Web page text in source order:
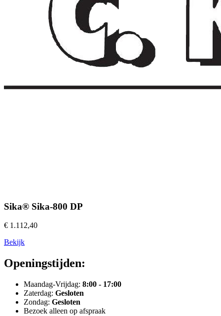
Sika® Sika-800 DP
€ 1.112,40
Bekijk
Openingstijden:
Maandag-Vrijdag: 8:00 - 17:00
Zaterdag: Gesloten
Zondag: Gesloten
Bezoek alleen op afspraak